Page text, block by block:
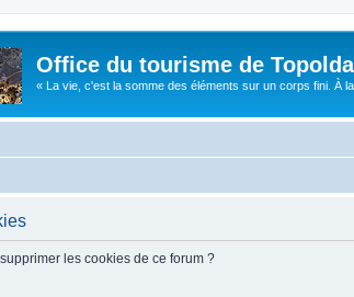
Office du tourisme de
« La vie, c'est la somme des éléments sur un corps fini. À
les cookies de ce forum ?